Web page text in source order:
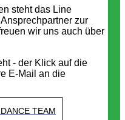
steht das Line
zur
wir uns auch über
- der Klick auf die
E-Mail an die
TEAM